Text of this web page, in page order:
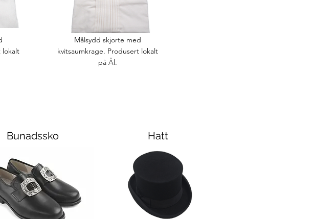
lokalt
Målsydd skjorte med
kvitsaumkrage. Produsert lokalt
på Ål.
Bunadssko Hatt